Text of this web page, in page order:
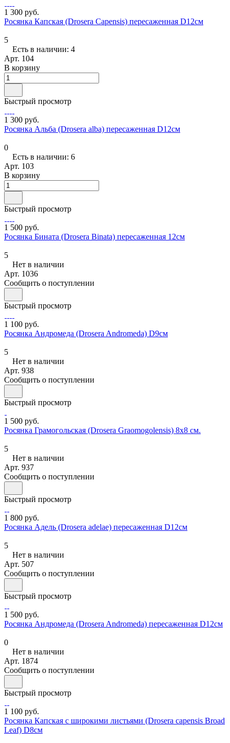
1 300 руб.
Росянка Капская (Drosera Capensis) пересаженная D12см
5
Есть в наличии: 4
Арт. 104
В корзину
Быстрый просмотр
1 300 руб.
Росянка Альба (Drosera alba) пересаженная D12см
0
Есть в наличии: 6
Арт. 103
В корзину
Быстрый просмотр
1 500 руб.
Росянка Бината (Drosera Binata) пересаженная 12см
5
Нет в наличии
Арт. 1036
Сообщить о поступлении
Быстрый просмотр
1 100 руб.
Росянка Андромеда (Drosera Andromeda) D9см
5
Нет в наличии
Арт. 938
Сообщить о поступлении
Быстрый просмотр
1 500 руб.
Росянка Грамогольская (Drosera Graomogolensis) 8х8 см.
5
Нет в наличии
Арт. 937
Сообщить о поступлении
Быстрый просмотр
1 800 руб.
Росянка Адель (Drosera adelae) пересаженная D12см
5
Нет в наличии
Арт. 507
Сообщить о поступлении
Быстрый просмотр
1 500 руб.
Росянка Андромеда (Drosera Andromeda) пересаженная D12см
0
Нет в наличии
Арт. 1874
Сообщить о поступлении
Быстрый просмотр
1 100 руб.
Росянка Капская с широкими листьями (Drosera capensis Broad
Leaf) D8см